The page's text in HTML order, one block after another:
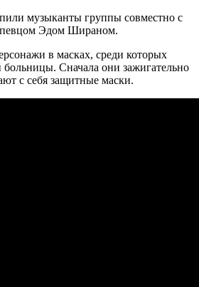
музыканты группы совместно с
певцом Эдом Шираном.
в масках, среди которых
Сначала они зажигательно
с себя защитные маски.